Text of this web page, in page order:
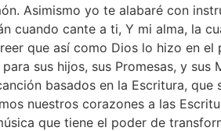
Asimismo yo te alabaré con
cuando cante a ti, Y mi alma, la
que así como Dios lo hizo en el
sus hijos, sus Promesas, y sus
basados en la Escritura, que
nuestros corazones a las
que tiene el poder de